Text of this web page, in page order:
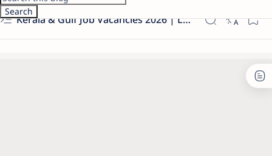
Kerala & Gulf Job Vacancies 2026 | Latest Govt & Private Jobs